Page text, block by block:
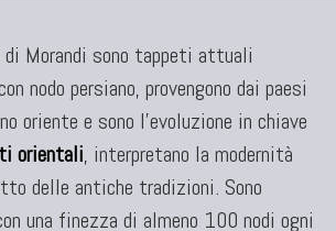
di Morandi sono tappeti attuali
nodo persiano, provengono dai paesi
oriente e sono l'evoluzione in chiave
orientali, interpretano la modernità
delle antiche tradizioni. Sono
una finezza di almeno 100 nodi ogni